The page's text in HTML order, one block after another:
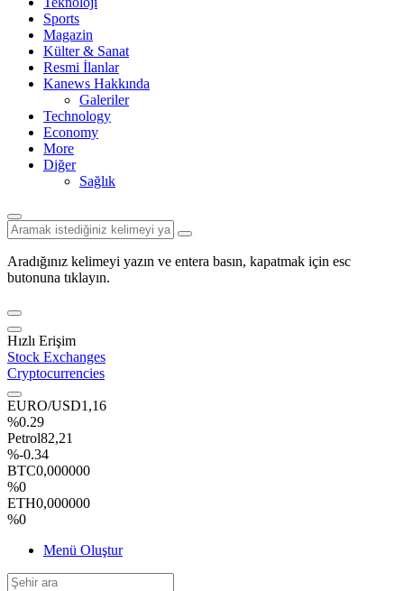
Sports
Magazin
Külter & Sanat
Resmi İlanlar
Kanews Hakkında
Galeriler
Technology
Economy
More
Diğer
Sağlık
Aradığınız kelimeyi yazın ve entera basın, kapatmak için esc
butonuna tıklayın.
Hızlı Erişim
Stock Exchanges
Cryptocurrencies
EURO/USD1,16
%0.29
Petrol82,21
%-0.34
BTC0,000000
%0
ETH0,000000
%0
Menü Oluştur